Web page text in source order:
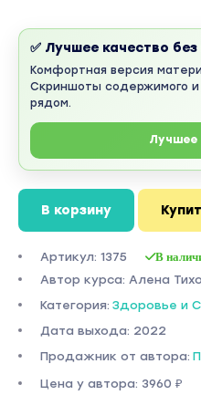
✅ Лучшее качество
Комфортная версия
Скриншоты содержимого и
рядом.
Лучшее
В корзину
Артикул: 1375 В
Автор курса: Алена
Категория: Здоровье и
Дата выхода: 2022
Продажник от автора:
Цена у автора: 3960 ₽